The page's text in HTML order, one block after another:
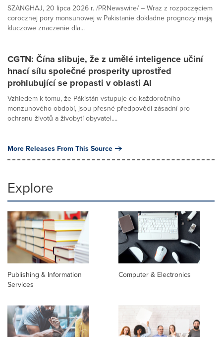
SZANGHAJ, 20 lipca 2026 r. /PRNewswire/ – Wraz z rozpoczęciem
corocznej pory monsunowej w Pakistanie dokładne prognozy mają
kluczowe znaczenie dla...
CGTN: Čína slibuje, že z umělé inteligence učiní
hnací sílu společné prosperity uprostřed
prohlubující se propasti v oblasti AI
Vzhledem k tomu, že Pákistán vstupuje do každoročního
monzunového období, jsou přesné předpovědi zásadní pro
ochranu životů a živobytí obyvatel....
More Releases From This Source
Explore
Publishing & Information
Services
Computer & Electronics